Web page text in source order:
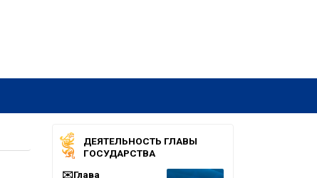
ДЕЯТЕЛЬНОСТЬ ГЛАВЫ
ГОСУДАРСТВА
✉️Глава